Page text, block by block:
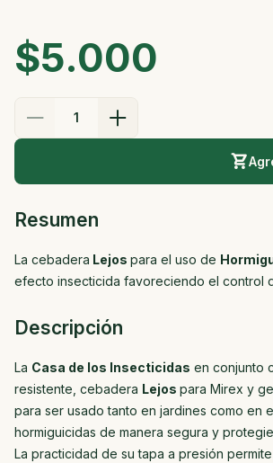
$5.000
1
Resumen
La cebadera Lejos para el uso de
efecto insecticida favoreciendo el control
Descripción
La Casa de los Insecticidas en conjunto
resistente, cebadera Lejos para Mirex y
para ser usado tanto en jardines como en
hormiguicidas de manera segura y
La practicidad de su tapa a presión